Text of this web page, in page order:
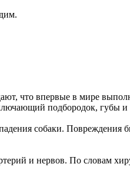
что впервые в мире
подбородок, губы и
собаки. Повреждения
и нервов. По словам